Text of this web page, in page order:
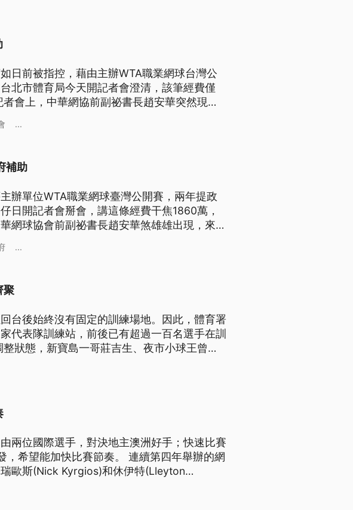
日前被指控，藉由主辦WTA職業網球台灣公
北市體育局今天開記者會澄清，該筆經費僅
會上，中華網協前副祕書長趙安華突然現
分別分攤了我們易始公司，就是台灣公開賽
...
補助
辦單位WTA職業網球臺灣公開賽，兩年提政
日開記者會掰會，講這條經費干焦1860萬，
網球協會前副祕書長趙安華煞雄雄出現，來煏
錢，佮叫人偽造文書。 ==台北市體育局長 李
...
聚
台後始終沒有固定的訓練場地。因此，體育署
代表隊訓練站，前後已有超過一百名選手在訓
狀態，新寶島一哥莊吉生、夜市小球王曾俊
球中心成為固定訓練站之後，不用再多費神。
兩位國際選手，對決地主澳洲好手；快速比賽
比賽節奏。 連續第四年舉辦的網
歐斯(Nick Kyrgios)和休伊特(Lleyton